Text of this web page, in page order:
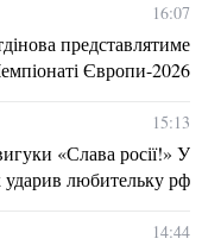
16:07
представлятиме
Європи-2026
15:13
«Слава росії!» У
ударив любительку рф
14:44